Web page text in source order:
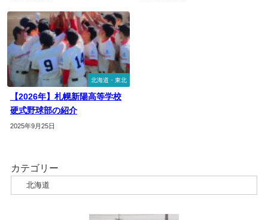
北海道・東北
【2026年】札幌新陽高等学校
硬式野球部の紹介
2025年9月25日
カテゴリー